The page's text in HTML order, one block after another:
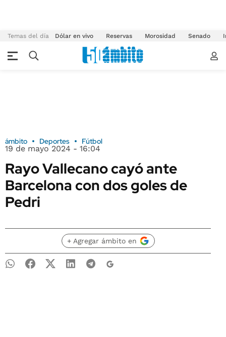
Temas del día Dólar en vivo Reservas Morosidad Senado
ámbito Deportes Fútbol
19 de mayo 2024 - 16:04
Rayo Vallecano cayó ante
Barcelona con dos goles de
Pedri
+ Agregar ámbito en